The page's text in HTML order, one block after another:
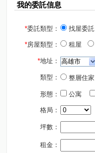
我的委託信息
*委託類型： 找屋委託
*房屋類型： 租屋
*地址：
類型： 整層住家
形態： 公寓
格局：
坪數：
租金：